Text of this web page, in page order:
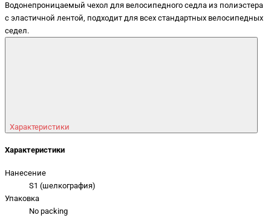
Водонепроницаемый чехол для велосипедного седла из полиэстера
с эластичной лентой, подходит для всех стандартных велосипедных
седел.
Характеристики
Характеристики
Нанесение
S1 (шелкография)
Упаковка
No packing